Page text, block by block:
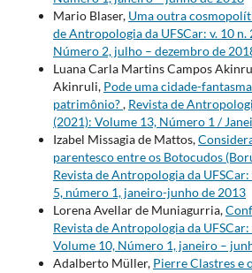
Mario Blaser, Uma outra
de Antropologia da UFSCar: v. 10 n.
Número 2, julho – dezembro de
Luana Carla Martins Campos
Akinruli, Pode uma cidade-
patrimônio?, Revista de
(2021): Volume 13, Número 1 /
Izabel Missagia de Mattos,
parentesco entre os Botocudos
Revista de Antropologia da
5, número 1, janeiro-junho de 2013
Lorena Avellar de Muniagurria,
Revista de Antropologia da UFSCar:
Volume 10, Número 1, janeiro –
Adalberto Müller, Pierre Clastres e